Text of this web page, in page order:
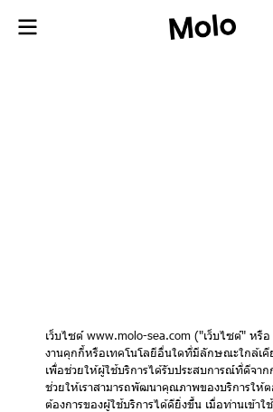
เว็บไซต์ www.molo-sea.com ("เว็บไซต์" หรือ
งานคุกกี้หรือเทคโนโลยีอื่นใดที่มีลักษณะใกล้เ
เพื่อช่วยให้ผู้ใช้บริการได้รับประสบการณ์ที่ดีจาก
ช่วยให้เราสามารถพัฒนาคุณภาพของบริการให้
ต้องการของผู้ใช้บริการได้ดียิ่งขึ้น เมื่อท่านเข้าใ